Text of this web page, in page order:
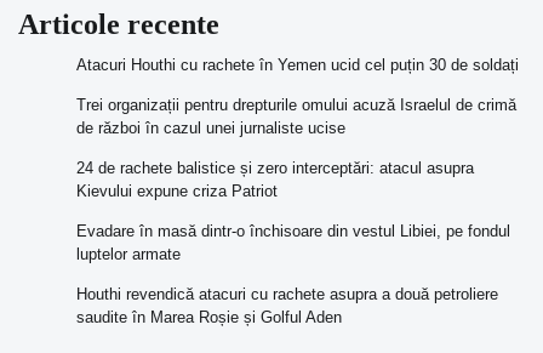
Articole recente
Atacuri Houthi cu rachete în Yemen ucid cel puțin 30 de soldați
Trei organizații pentru drepturile omului acuză Israelul de crimă
de război în cazul unei jurnaliste ucise
24 de rachete balistice și zero interceptări: atacul asupra
Kievului expune criza Patriot
Evadare în masă dintr-o închisoare din vestul Libiei, pe fondul
luptelor armate
Houthi revendică atacuri cu rachete asupra a două petroliere
saudite în Marea Roșie și Golful Aden